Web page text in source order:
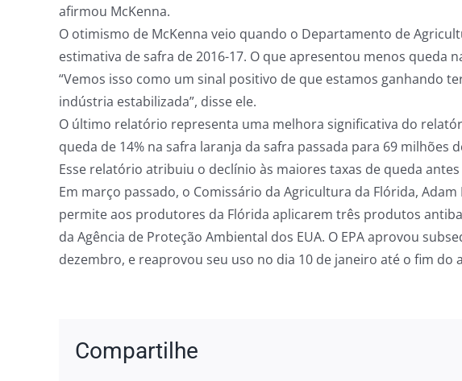
afirmou McKenna.
O otimismo de McKenna veio quando o Departamento de
estimativa de safra de 2016-17. O que apresentou menos queda
“Vemos isso como um sinal positivo de que estamos ganhando
indústria estabilizada”, disse ele.
O último relatório representa uma melhora significativa do
queda de 14% na safra laranja da safra passada para 69 milhões
Esse relatório atribuiu o declínio às maiores taxas de queda
Em março passado, o Comissário da Agricultura da Flórida,
permite aos produtores da Flórida aplicarem três produtos
da Agência de Proteção Ambiental dos EUA. O EPA aprovou
dezembro, e reaprovou seu uso no dia 10 de janeiro até o fim do
Compartilhe